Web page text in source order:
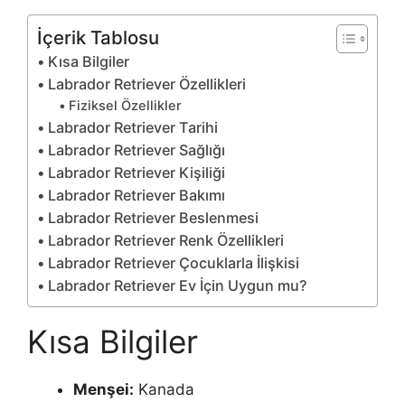
İçerik Tablosu
Kısa Bilgiler
Labrador Retriever Özellikleri
Fiziksel Özellikler
Labrador Retriever Tarihi
Labrador Retriever Sağlığı
Labrador Retriever Kişiliği
Labrador Retriever Bakımı
Labrador Retriever Beslenmesi
Labrador Retriever Renk Özellikleri
Labrador Retriever Çocuklarla İlişkisi
Labrador Retriever Ev İçin Uygun mu?
Kısa Bilgiler
Menşei: Kanada